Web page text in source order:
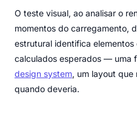
O teste visual, ao analisar o
momentos do carregamento,
estrutural identifica elementos
calculados esperados — uma
design system, um layout que
quando deveria.